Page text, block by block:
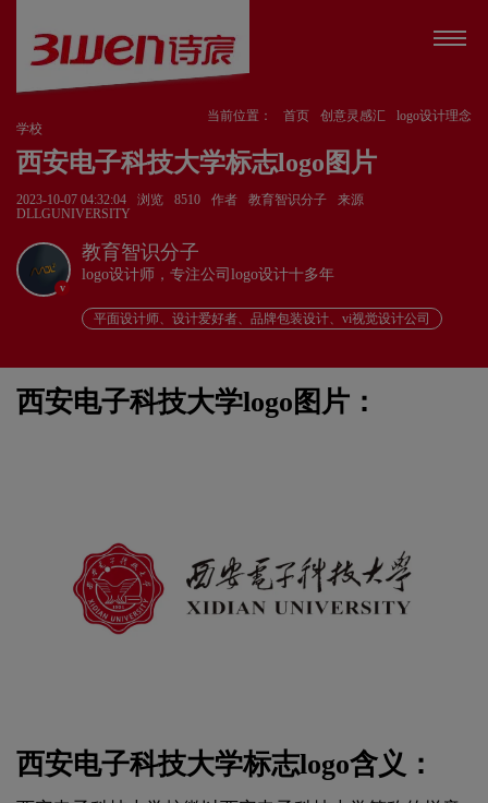
当前位置： 首页 创意灵感汇
logo设计理念
学校
西安电子科技大学标志logo图片
2023-10-07 04:32:04 浏览 8510 作者 教育智识分子
来源
DLLGUNIVERSITY
v
教育智识分子
logo设计师，专注公司logo设计十多年
平面设计师、设计爱好者、品牌包装设计、vi视觉设计公司
西安电子科技大学logo图片：
西安电子科技大学标志logo含义：